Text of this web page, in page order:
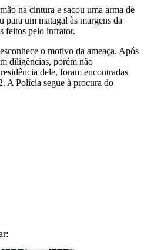
na cintura e sacou uma arma de
um matagal às margens da
feitos pelo infrator.
o motivo da ameaça. Após
diligências, porém não
dele, foram encontradas
A Polícia segue à procura do